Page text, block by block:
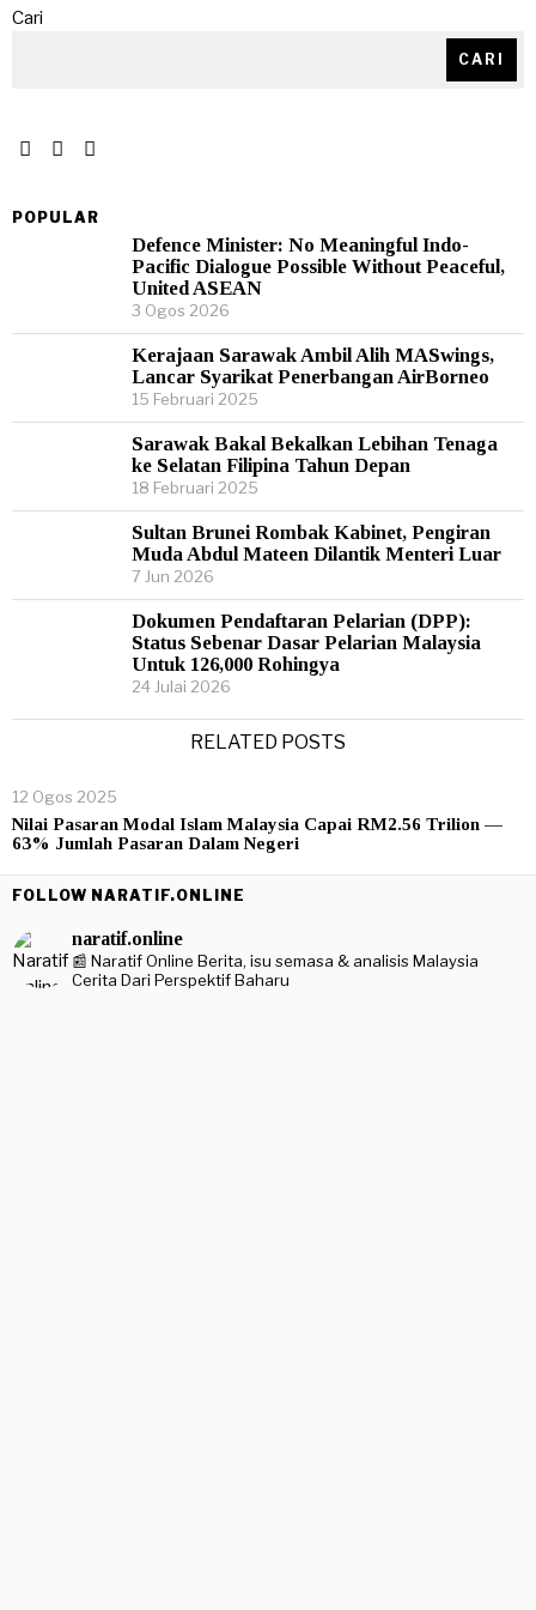
Cari
CARI
POPULAR
Defence Minister: No Meaningful Indo-
Pacific Dialogue Possible Without Peaceful,
United ASEAN
3 Ogos 2026
Kerajaan Sarawak Ambil Alih MASwings,
Lancar Syarikat Penerbangan AirBorneo
15 Februari 2025
Sarawak Bakal Bekalkan Lebihan Tenaga
ke Selatan Filipina Tahun Depan
18 Februari 2025
Sultan Brunei Rombak Kabinet, Pengiran
Muda Abdul Mateen Dilantik Menteri Luar
7 Jun 2026
Dokumen Pendaftaran Pelarian (DPP):
Status Sebenar Dasar Pelarian Malaysia
Untuk 126,000 Rohingya
24 Julai 2026
RELATED POSTS
12 Ogos 2025
Nilai Pasaran Modal Islam Malaysia Capai RM2.56 Trilion —
63% Jumlah Pasaran Dalam Negeri
FOLLOW NARATIF.ONLINE
naratif.online
📰 Naratif Online Berita, isu semasa & analisis Malaysia
Cerita Dari Perspektif Baharu